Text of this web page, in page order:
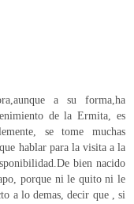
a su forma,ha
de la Ermita, es
se tome muchas
hablar para la visita a la
bien nacido
porque ni le quito ni le
a lo demas, decir que , si